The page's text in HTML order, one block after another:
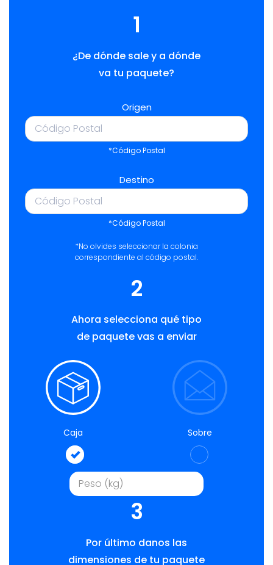
1
¿De dónde sale y a dónde
va tu paquete?
Origen
*Código Postal
Destino
*Código Postal
*No olvides seleccionar la colonia
correspondiente al código postal.
2
Ahora selecciona qué tipo
de paquete vas a enviar
Caja Sobre
3
Por último danos las
dimensiones de tu paquete